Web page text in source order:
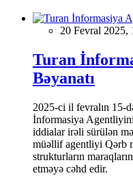
20 Fevral 2025,
Turan
Bəyanatı
2025-ci il fevralın 15-
İnformasiya
iddialar irəli sürülən
müəllif agentliyi Qərb
strukturların
etməyə cəhd edir.